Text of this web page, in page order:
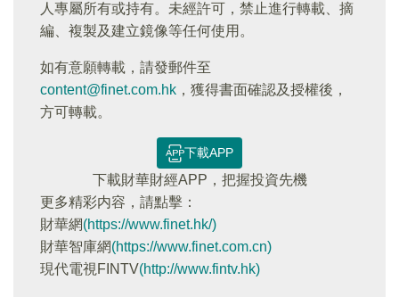
人專屬所有或持有。未經許可，禁止進行轉載、摘
編、複製及建立鏡像等任何使用。
如有意願轉載，請發郵件至
content@finet.com.hk ，獲得書面確認及授權後，
方可轉載。
下載APP
下載財華財經APP，把握投資先機
更多精彩内容，請點擊：
財華網(https://www.finet.hk/)
財華智庫網(https://www.finet.com.cn)
現代電視FINTV(http://www.fintv.hk)